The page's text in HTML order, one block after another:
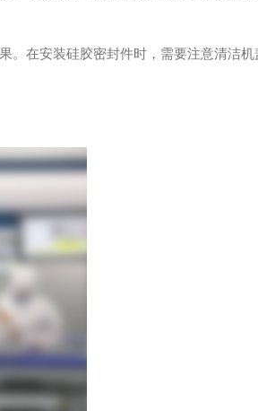
。在安装硅胶密封件时，需要注意清洁机